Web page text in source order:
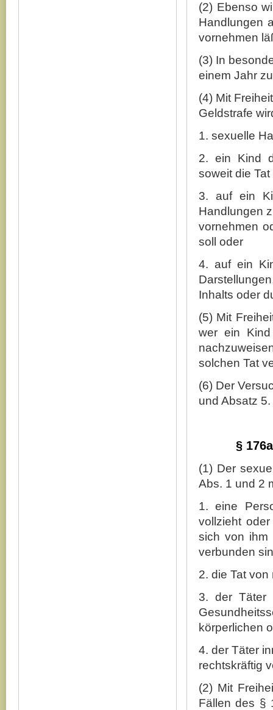
(2) Ebenso
Handlungen
vornehmen
(3) In
einem Jahr
(4) Mit
Geldstrafe
1. sexuelle
2. ein Kind
soweit die
3. auf ein
Handlungen
vornehmen
soll oder
4. auf ein
Inhalts oder
(5) Mit
wer ein
solchen Tat
(6) Der
und Absatz 5.
§
(1) Der
Abs. 1 und 2
1. eine
vollzieht
sich von ihm
verbunden
2. die Tat
3. der Täter
körperlichen
4. der Täter
rechtskräftig
(2) Mit
Fällen des §